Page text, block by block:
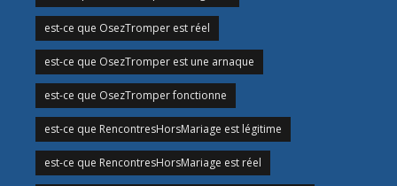
est-ce que OsezTromper est réel
est-ce que OsezTromper est une arnaque
est-ce que OsezTromper fonctionne
est-ce que RencontresHorsMariage est légitime
est-ce que RencontresHorsMariage est réel